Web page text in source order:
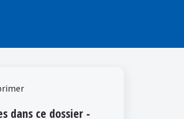
dans ce dossier -